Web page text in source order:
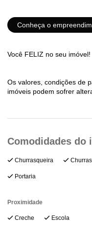
Conheça o
Você FELIZ no seu imóvel!
Os valores, condições de
imóveis podem sofrer
Churrasqueira
Portaria
Proximidade
Creche Escola